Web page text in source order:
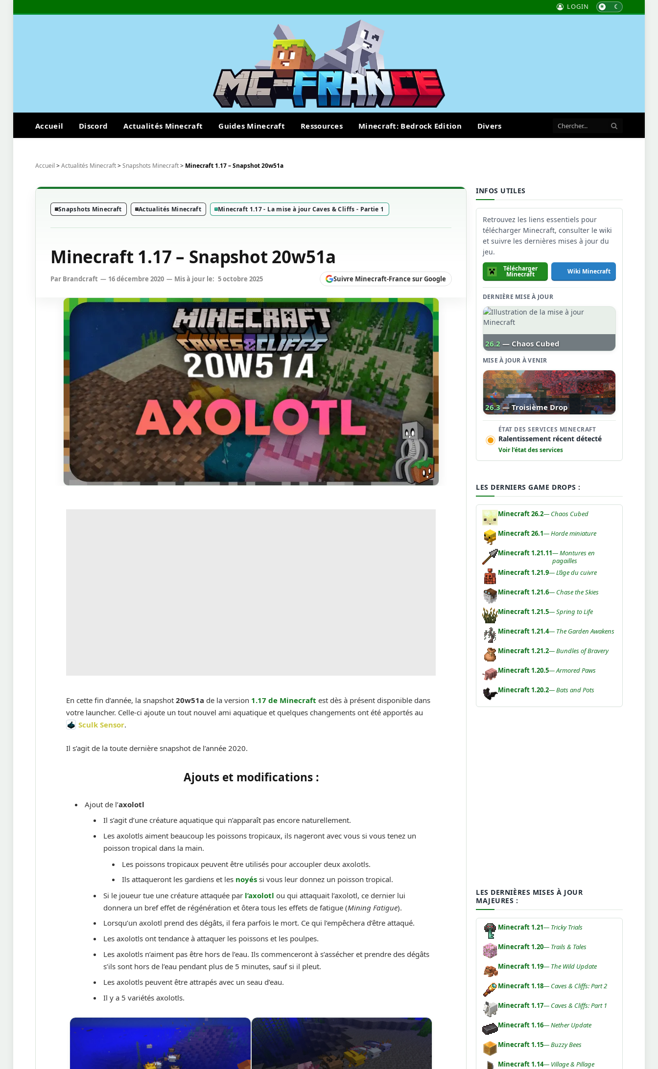
LOGIN
Accueil Discord Actualités Minecraft Guides Minecraft Ressources Minecraft: Bedrock Edition Divers
Accueil >Actualités Minecraft>Snapshots Minecraft> Minecraft 1.17 – Snapshot 20w51a
Snapshots Minecraft Actualités Minecraft Minecraft 1.17 - La mise à jour Caves & Cliffs - Partie 1
Minecraft 1.17 – Snapshot 20w51a
Par Brandcraft 16 décembre 2020 Mis à jour le: 5 octobre 2025 Suivre Minecraft-France sur Google
En cette fin d’année, la snapshot20w51a de la version 1.17 de Minecraft est dès à présent disponible dans
votre launcher. Celle-ci ajoute un tout nouvel ami aquatique et quelques changements ont été apportés au
Sculk Sensor.
Il s’agit de la toute dernière snapshot de l’année 2020.
Ajouts et modifications :
Ajout de l’axolotl
Il s’agit d’une créature aquatique qui n’apparaît pas encore naturellement.
Les axolotls aiment beaucoup les poissons tropicaux, ils nageront avec vous si vous tenez un
poisson tropical dans la main.
Les poissons tropicaux peuvent être utilisés pour accoupler deux axolotls.
Ils attaqueront les gardiens et les noyés si vous leur donnez un poisson tropical.
Si le joueur tue une créature attaquée par l’axolotl ou qui attaquait l’axolotl, ce dernier lui
donnera un bref effet de régénération et ôtera tous les effets de fatigue (Mining Fatigue).
Lorsqu’un axolotl prend des dégâts, il fera parfois le mort. Ce qui l’empêchera d’être attaqué.
Les axolotls ont tendance à attaquer les poissons et les poulpes.
Les axolotls n’aiment pas être hors de l’eau. Ils commenceront à s’assécher et prendre des dégâts
s’ils sont hors de l’eau pendant plus de 5 minutes, sauf si il pleut.
Les axolotls peuvent être attrapés avec un seau d’eau.
Il y a 5 variétés axolotls.
INFOS UTILES
Retrouvez les liens essentiels pour
télécharger Minecraft, consulter le wiki
et suivre les dernières mises à jour du
jeu.
Télécharger
Minecraft Wiki Minecraft
DERNIÈRE MISE À JOUR
26.2 — Chaos Cubed
MISE À JOUR À VENIR
26.3 — Troisième Drop
ÉTAT DES SERVICES MINECRAFT
Ralentissement récent détecté
Voir l’état des services
LES DERNIERS GAME DROPS :
Minecraft 26.2— Chaos Cubed
Minecraft 26.1— Horde miniature
Minecraft 1.21.11— Montures en
pagailles
Minecraft 1.21.9— L’âge du cuivre
Minecraft 1.21.6— Chase the Skies
Minecraft 1.21.5— Spring to Life
Minecraft 1.21.4— The Garden Awakens
Minecraft 1.21.2— Bundles of Bravery
Minecraft 1.20.5— Armored Paws
Minecraft 1.20.2— Bats and Pots
LES DERNIÈRES MISES À JOUR
MAJEURES :
Minecraft 1.21— Tricky Trials
Minecraft 1.20— Trails & Tales
Minecraft 1.19— The Wild Update
Minecraft 1.18— Caves & Cliffs: Part 2
Minecraft 1.17— Caves & Cliffs: Part 1
Minecraft 1.16— Nether Update
Minecraft 1.15— Buzzy Bees
Minecraft 1.14— Village & Pillage